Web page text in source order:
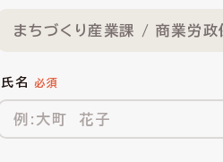
まちづくり産業課 / 商業労政
氏名